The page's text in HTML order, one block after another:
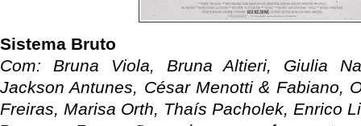
Sistema Bruto
Com: Bruna Viola, Bruna Altieri, Giulia
Jackson Antunes, César Menotti & Fabiano,
Freiras, Marisa Orth, Thaís Pacholek, Enrico